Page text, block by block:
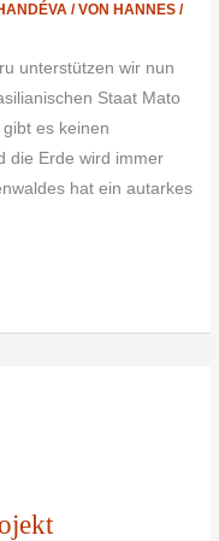
/ VON HANNES/
unterstützen wir nun
Staat Mato
es keinen
die Erde wird immer
hat ein autarkes